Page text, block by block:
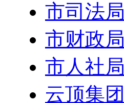
市司法局
市财政局
市人社局
云顶集团